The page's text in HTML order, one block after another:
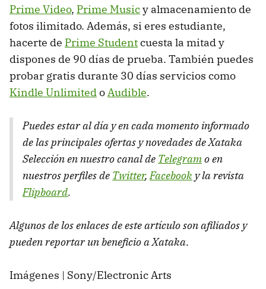
Prime Video, Prime Musicy almacenamiento de
fotos ilimitado. Además, si eres estudiante,
hacerte de Prime Studentcuesta la mitad y
dispones de 90 días de prueba. También puedes
probar gratis durante 30 días servicios como
Kindle UnlimitedoAudible.
Puedes estar al día y en cada momento informado
de las principales ofertas y novedades de Xataka
Selección en nuestro canal de Telegramo en
nuestros perfiles de Twitter,Facebook y la revista
Flipboard.
Algunos de los enlaces de este artículo son afiliados y
pueden reportar un beneficio a Xataka.
Imágenes | Sony/Electronic Arts